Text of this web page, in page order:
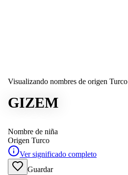
Visualizando nombres de origen Turco
GIZEM
Nombre de niña
Origen Turco
Ver significado completo
Guardar